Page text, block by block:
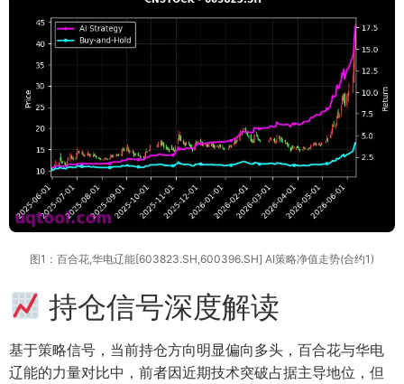
图1：百合花,华电辽能[603823.SH,600396.SH] AI策略净值走势(合约1)
持仓信号深度解读
基于策略信号，当前持仓方向明显偏向多头，百合花与华电
辽能的力量对比中，前者因近期技术突破占据主导地位，但